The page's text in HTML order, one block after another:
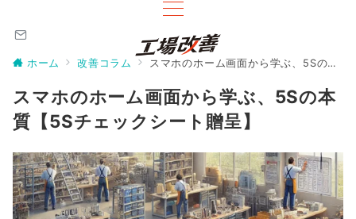
ホーム 改善コラム スマホのホーム画面から学ぶ、5Sの本質【5Sチェックシート贈呈】
スマホのホーム画面から学ぶ、5Sの本
質【5Sチェックシート贈呈】